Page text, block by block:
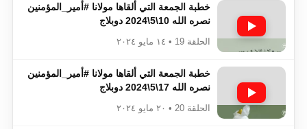
خطبة الجمعة التي ألقاها مولانا #أمير_المؤمنين​​​​​​
نصره الله 10\5\2024 دوبلاج
الحلقة 19 • ١٤ مايو ٢٠٢٤
خطبة الجمعة التي ألقاها مولانا #أمير_المؤمنين​​​​​​
نصره الله 17\5\2024 دوبلاج
الحلقة 20 • ٢٠ مايو ٢٠٢٤